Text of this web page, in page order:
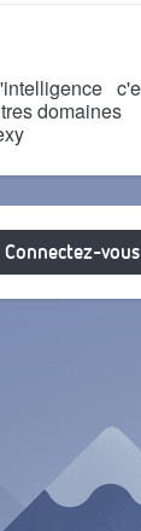
domaines
Connectez-vous